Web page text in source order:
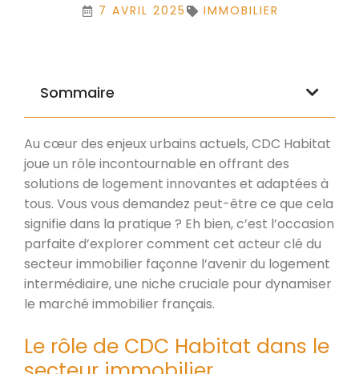
7 AVRIL 2025 IMMOBILIER
Sommaire
Au cœur des enjeux urbains actuels, CDC Habitat
joue un rôle incontournable en offrant des
solutions de logement innovantes et adaptées à
tous. Vous vous demandez peut-être ce que cela
signifie dans la pratique ? Eh bien, c’est l’occasion
parfaite d’explorer comment cet acteur clé du
secteur immobilier façonne l’avenir du logement
intermédiaire, une niche cruciale pour dynamiser
le marché immobilier français.
Le rôle de CDC Habitat dans le